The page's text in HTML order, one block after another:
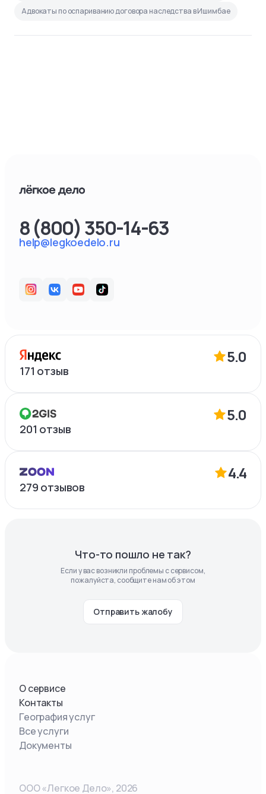
Адвокаты по оспариванию договора наследства в Ишимбае
help@legkoedelo.ru
8 (800) 350-14-63
5.0
171 отзыв
5.0
201 отзыв
4.4
279 отзывов
Что-то пошло не так?
Если у вас возникли проблемы с сервисом,
пожалуйста, сообщите нам об этом
Отправить жалобу
О сервисе
Контакты
География услуг
Все услуги
Документы
ООО «Легкое Дело», 2026